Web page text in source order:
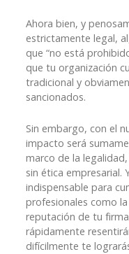
Ahora bien, y
estrictamente legal,
que “no está
que tu organización
tradicional y
sancionados.
Sin embargo, con el
impacto será
marco de la
sin ética empresarial.
indispensable para
profesionales como
reputación de tu
rápidamente
difícilmente te